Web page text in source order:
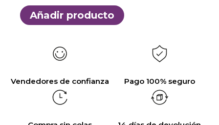
Añadir producto
Vendedores de confianza Pago 100% seguro